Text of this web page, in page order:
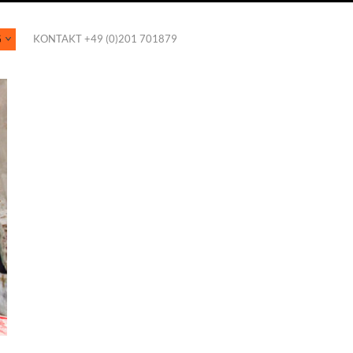
KONTAKT +49 (0)201 701879